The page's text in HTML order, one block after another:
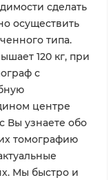
сделать
осуществить
типа.
120 кг, при
с
центре
Вы узнаете обо
томографию
Мы быстро и